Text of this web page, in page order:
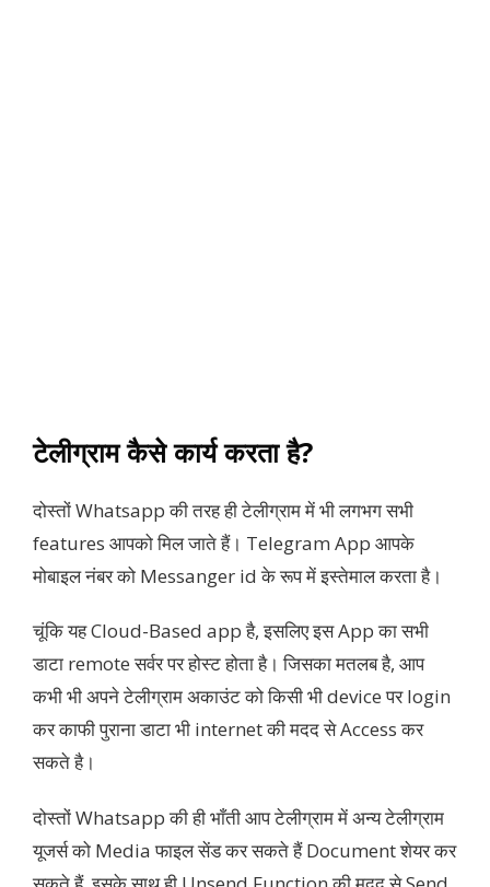
टेलीग्राम कैसे कार्य करता है?
दोस्तों Whatsapp की तरह ही टेलीग्राम में भी लगभग सभी
features आपको मिल जाते हैं। Telegram App आपके
मोबाइल नंबर को Messanger id के रूप में इस्तेमाल करता है।
चूंकि यह Cloud-Based app है, इसलिए इस App का सभी
डाटा remote सर्वर पर होस्ट होता है। जिसका मतलब है, आप
कभी भी अपने टेलीग्राम अकाउंट को किसी भी device पर login
कर काफी पुराना डाटा भी internet की मदद से Access कर
सकते है।
दोस्तों Whatsapp की ही भाँती आप टेलीग्राम में अन्य टेलीग्राम
यूजर्स को Media फाइल सेंड कर सकते हैं Document शेयर कर